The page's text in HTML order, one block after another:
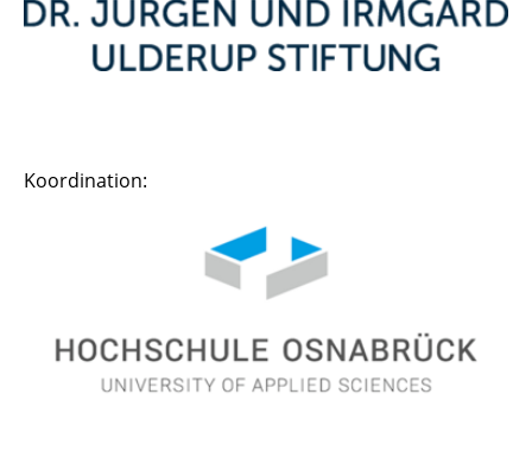
Koordination: